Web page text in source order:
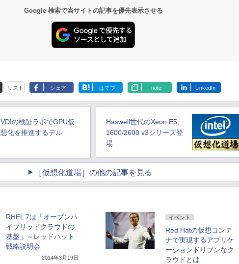
Google 検索で当サイトの記事を優先表示させる
リスト シェア はてブ note LinkedIn
VDIの検証ラボでGPU仮
想化を推進するデル
Haswell世代のXeon E5、
1600/2600 v3シリーズ登
場
［仮想化道場］の他の記事を見る
RHEL 7は「オープンハ
イブリッドクラウドの
基盤」～レッドハット
戦略説明会
2014年3月19日
イベント
Red Hatの仮想コンテ
ナで実現するアプリケ
ーションドリブンなク
ラウドとは